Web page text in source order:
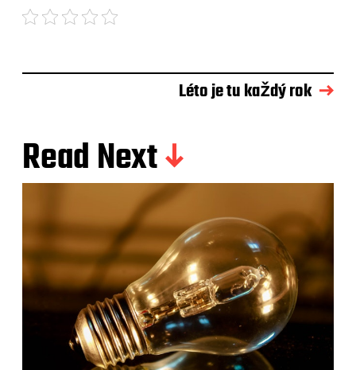
Léto je tu každý rok
Read Next